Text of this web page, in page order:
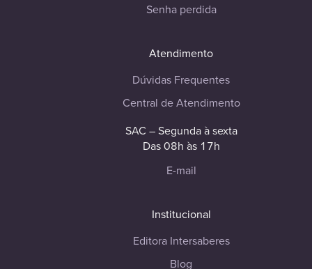
Senha perdida
Atendimento
Dúvidas Frequentes
Central de Atendimento
SAC – Segunda à sexta
Das 08h às 17h
E-mail
Institucional
Editora Intersaberes
Blog